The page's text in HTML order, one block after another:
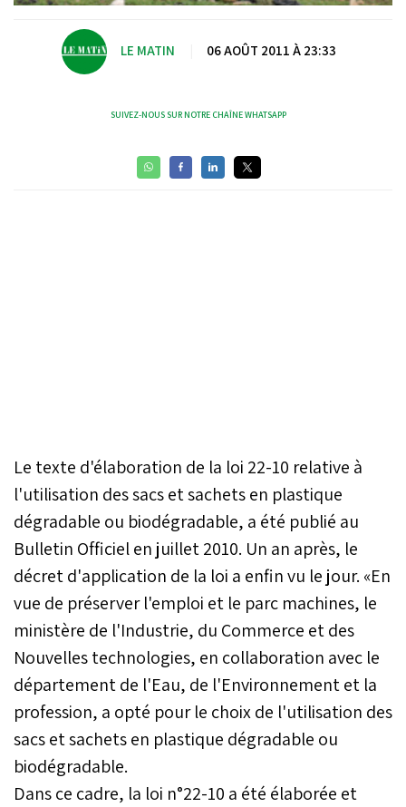
LE MATIN 06 AOÛT 2011 À 23:33
SUIVEZ-NOUS SUR NOTRE CHAÎNE WHATSAPP
Le texte d'élaboration de la loi 22-10 relative à
l'utilisation des sacs et sachets en plastique
dégradable ou biodégradable, a été publié au
Bulletin Officiel en juillet 2010. Un an après, le
décret d'application de la loi a enfin vu le jour. «En
vue de préserver l'emploi et le parc machines, le
ministère de l'Industrie, du Commerce et des
Nouvelles technologies, en collaboration avec le
département de l'Eau, de l'Environnement et la
profession, a opté pour le choix de l'utilisation des
sacs et sachets en plastique dégradable ou
biodégradable.
Dans ce cadre, la loi n°22-10 a été élaborée et